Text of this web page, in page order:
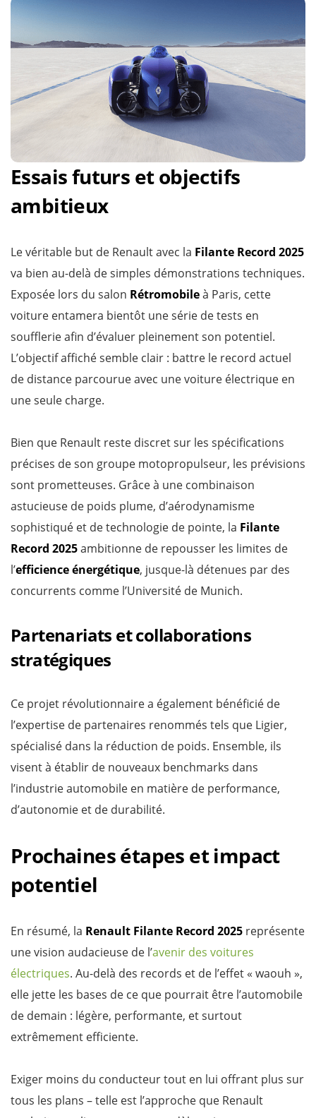
Essais futurs et objectifs
ambitieux
Le véritable but de Renault avec la Filante Record 2025
va bien au-delà de simples démonstrations techniques.
Exposée lors du salon Rétromobileà Paris, cette
voiture entamera bientôt une série de tests en
soufflerie afin d’évaluer pleinement son potentiel.
L’objectif affiché semble clair : battre le record actuel
de distance parcourue avec une voiture électrique en
une seule charge.
Bien que Renault reste discret sur les spécifications
précises de son groupe motopropulseur, les prévisions
sont prometteuses. Grâce à une combinaison
astucieuse de poids plume, d’aérodynamisme
sophistiqué et de technologie de pointe, la Filante
Record 2025ambitionne de repousser les limites de
l’efficience énergétique, jusque-là détenues par des
concurrents comme l’Université de Munich.
Partenariats et collaborations
stratégiques
Ce projet révolutionnaire a également bénéficié de
l’expertise de partenaires renommés tels que Ligier,
spécialisé dans la réduction de poids. Ensemble, ils
visent à établir de nouveaux benchmarks dans
l’industrie automobile en matière de performance,
d’autonomie et de durabilité.
Prochaines étapes et impact
potentiel
En résumé, la Renault Filante Record 2025 représente
une vision audacieuse de l’avenir des voitures
électriques. Au-delà des records et de l’effet « waouh »,
elle jette les bases de ce que pourrait être l’automobile
de demain : légère, performante, et surtout
extrêmement efficiente.
Exiger moins du conducteur tout en lui offrant plus sur
tous les plans – telle est l’approche que Renault